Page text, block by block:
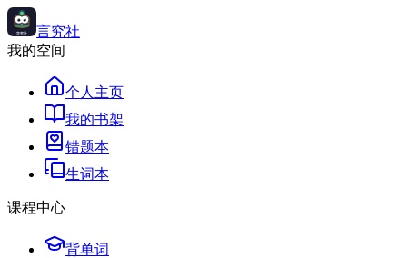
言究社
我的空间
个人主页
我的书架
错题本
生词本
课程中心
背单词